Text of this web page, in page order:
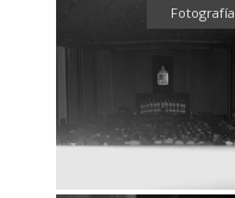
Fotografía